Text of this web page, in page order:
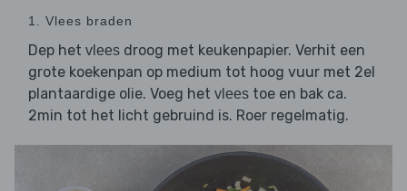
1. Vlees braden
Dep het vlees droog met keukenpapier. Verhit een
grote koekenpan op medium tot hoog vuur met 2el
plantaardige olie. Voeg het vlees toe en bak ca.
2min tot het licht gebruind is. Roer regelmatig.